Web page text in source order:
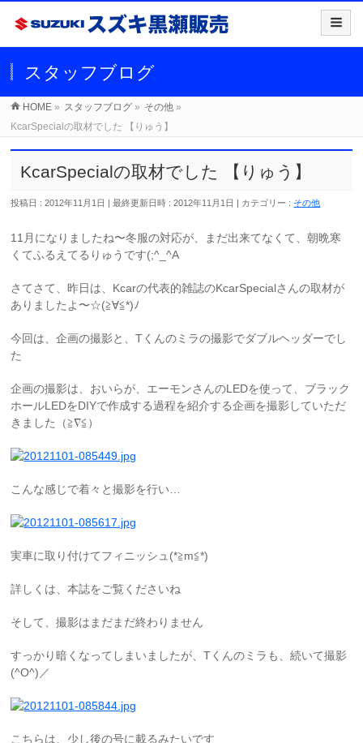
スタッフブログ
HOME » スタッフブログ » その他 »
KcarSpecialの取材でした 【りゅう】
KcarSpecialの取材でした 【りゅう】
投稿日 : 2012年11月1日 最終更新日時 : 2012年11月1日 カテゴリー : その他
11月になりましたね〜冬服の対応が、まだ出来てなくて、朝晩寒
くてふるえてるりゅうです(;^_^A
さてさて、昨日は、Kcarの代表的雑誌のKcarSpecialさんの取材が
ありましたよ〜☆(≧∀≦*)ﾉ
今回は、企画の撮影と、Tくんのミラの撮影でダブルヘッダーでし
た
企画の撮影は、おいらが、エーモンさんのLEDを使って、ブラック
ホールLEDをDIYで作成する過程を紹介する企画を撮影していただ
きました（≧∇≦）
こんな感じで着々と撮影を行い…
実車に取り付けてフィニッシュ(*≧m≦*)
詳しくは、本誌をご覧くださいね
そして、撮影はまだまだ終わりません
すっかり暗くなってしまいましたが、Tくんのミラも、続いて撮影
(^O^)／
こちらは、少し後の号に載るみたいです